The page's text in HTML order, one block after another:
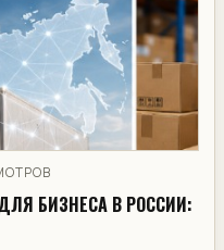
БИЗНЕСА В РОССИИ: